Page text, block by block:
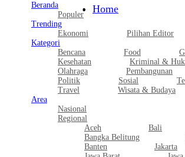
Beranda
Populer
Trending
Ekonomi
Pilihan Editor
Kategori
Bencana
Food
Kesehatan
Kriminal &
Olahraga
Pembangunan
Politik
Sosial
Travel
Wisata & Budaya
Area
Nasional
Regional
Aceh
Bali
Bangka Belitung
Banten
Jakarta
Home